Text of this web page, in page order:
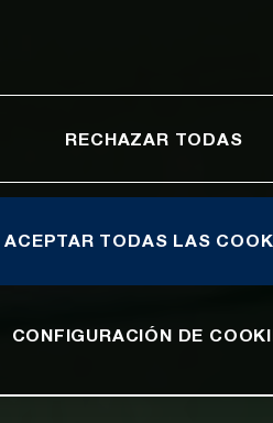
RECHAZAR TODAS
ACEPTAR TODAS LAS
CONFIGURACIÓN DE